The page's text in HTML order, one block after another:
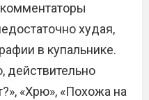
худая,
в купальнике.
действительно
«Хрю», «Похожа на